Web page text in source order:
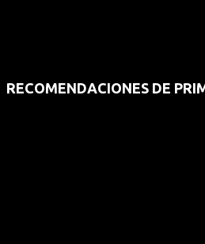
RECOMENDACIONES DE